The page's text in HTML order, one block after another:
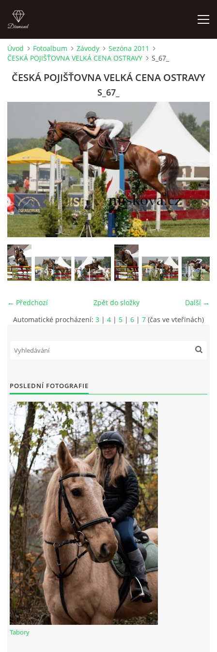
ÚVOD
SLUŽBY
JEŽDĚNÍ PRO VEŘEJNOST
FOTOALBUM
VIDEA
ODKAZY
CENÍK SLUŽEB
PŘISPĚVEK ČUS KARVINA -PODPORA SPORTU V
NÁHRADNÍ TERMÍN BRIGÁDY PRO TY KTEŘÍ SE
NEDOSTAVILI NA PODZIMNÍ BRIGÁDU
ČLENOVÉ RYCHVALDU 2023
7:4 (VELKÝ PÁTEK) KROUŽEK NEBUDE
JARNÍ BRIGÁDA 20.5.2023
DNE 17.11.2023 KROUŽEK JEZDECTVÍ NENÍ
DĚKUJEME MĚSTU RYCHVALD ZA DOTACI V ROCE 2023
NABÍZÍME BRIGÁDU U NÁS VE STÁJI. PRO BLIŽŠÍ INFO
VOLEJTE 604265192
DĚKUJEME ZA PODPORU ČESKÉ UNIÍ SPORTU
Úvod Fotoalbum Závody
Sezóna 2011
ČESKÁ POJIŠŤOVNA VELKÁ CENA OSTRAVY
S_67_
ČESKÁ POJIŠŤOVNA VELKÁ CENA OSTRAVY
S_67_
← Předchozí Další →
Zpět do složky
Automatické procházení: 3 | 4 | 5 | 6 | 7 (čas ve vteřinách)
POSLEDNÍ FOTOGRAFIE
Tabory